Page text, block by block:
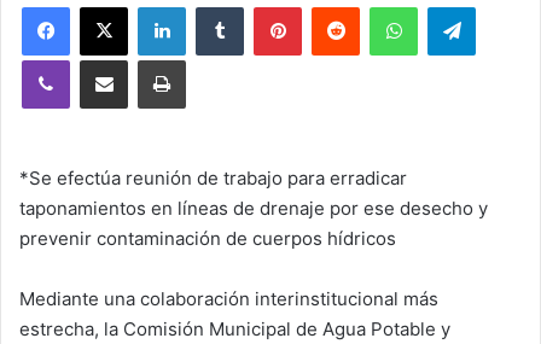
Facebook
X LinkedInTumblr PinterestReddit WhatsApp
Viber Compartir vía email Imprimir
*Se efectúa reunión de trabajo para erradicar
taponamientos en líneas de drenaje por ese desecho y
prevenir contaminación de cuerpos hídricos
Mediante una colaboración interinstitucional más
estrecha, la Comisión Municipal de Agua Potable y